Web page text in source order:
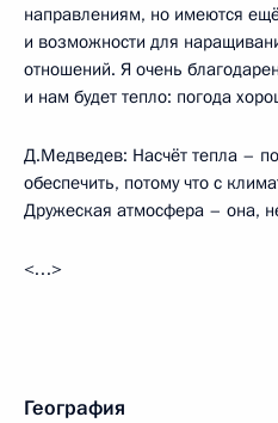
направлениям, но имеются
и возможности для
отношений. Я очень
и нам будет тепло: погода
Д.Медведев: Насчёт тепла –
обеспечить, потому что с
Дружеская атмосфера – она,
<…>
География